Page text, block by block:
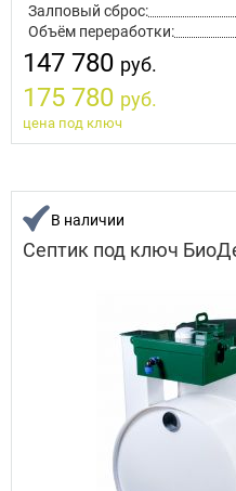
Залповый сброс:
Объём переработки:
147 780 руб.
175 780 руб.
цена под ключ
В наличии
Септик под ключ